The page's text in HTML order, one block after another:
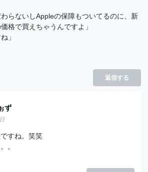
らないしAppleの保障もついてるのに、新
格で買えちゃうんですよ」
」
返信する
ず
すね。笑笑
。